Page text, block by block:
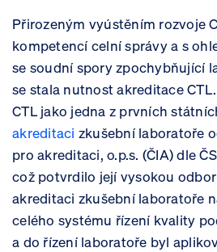
Přirozeným vyústěním rozvoje
kompetencí celní správy a s
se soudní spory zpochybňující
se stala nutnost akreditace
CTL jako jedna z prvních
akreditaci zkušební laboratoře
pro akreditaci, o.p.s. (ČIA) dle
což potvrdilo její vysokou
akreditaci zkušební laboratoře
celého systému řízení kvality
a do řízení laboratoře byl